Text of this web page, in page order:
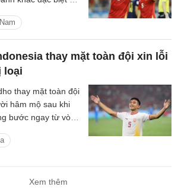
thay mặt toàn đội xin lỗi
loại
thay mặt toàn đội
hâm mộ sau khi
bước ngay từ vòng
Xem thêm